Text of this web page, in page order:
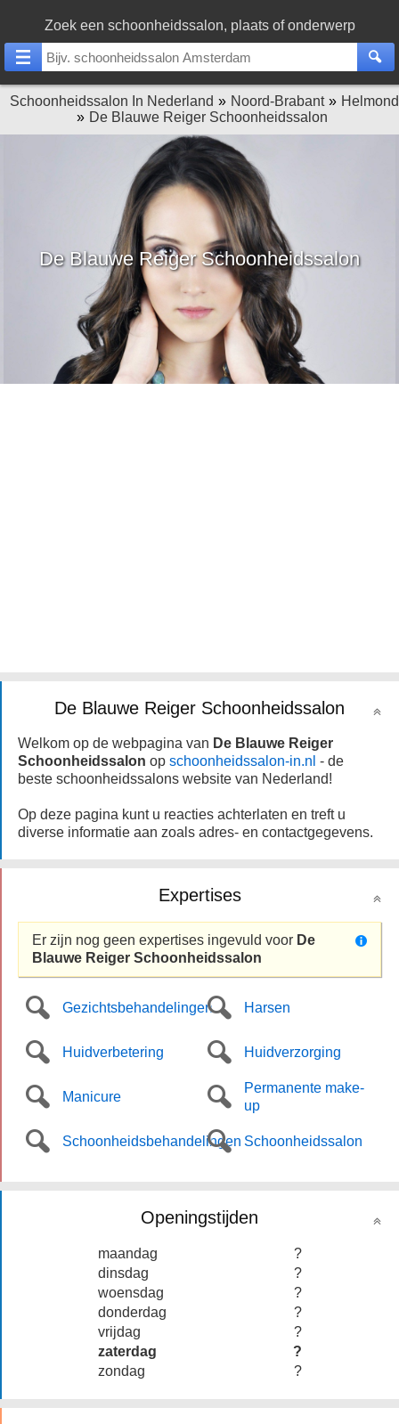
Zoek een schoonheidssalon, plaats of onderwerp
Schoonheidssalon In Nederland Noord-Brabant
Helmond
De Blauwe Reiger Schoonheidssalon
De Blauwe Reiger Schoonheidssalon
De Blauwe Reiger Schoonheidssalon
Welkom op de webpagina van De Blauwe Reiger
Schoonheidssalon op schoonheidssalon-in.nl - de
beste schoonheidssalons website van Nederland!
Op deze pagina kunt u reacties achterlaten en treft u
diverse informatie aan zoals adres- en contactgegevens.
Expertises
Er zijn nog geen expertises ingevuld voor De
Blauwe Reiger Schoonheidssalon
Gezichtsbehandelingen Harsen
Huidverbetering Huidverzorging
Manicure
Permanente make-
up
Schoonheidsbehandelingen Schoonheidssalon
Openingstijden
maandag
?
dinsdag
?
woensdag
?
donderdag
?
vrijdag
?
zaterdag
?
zondag
?